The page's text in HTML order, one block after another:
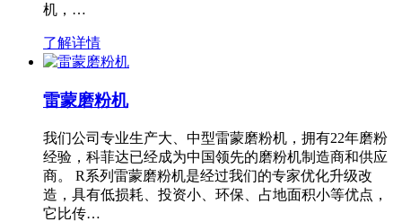
机，…
了解详情
雷蒙磨粉机
我们公司专业生产大、中型雷蒙磨粉机，拥有22年磨粉
经验，科菲达已经成为中国领先的磨粉机制造商和供应
商。 R系列雷蒙磨粉机是经过我们的专家优化升级改
造，具有低损耗、投资小、环保、占地面积小等优点，
它比传…